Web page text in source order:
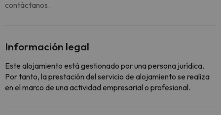
contáctanos.
Información legal
Este alojamiento está gestionado por una persona jurídica.
Por tanto, la prestación del servicio de alojamiento se realiza
en el marco de una actividad empresarial o profesional.